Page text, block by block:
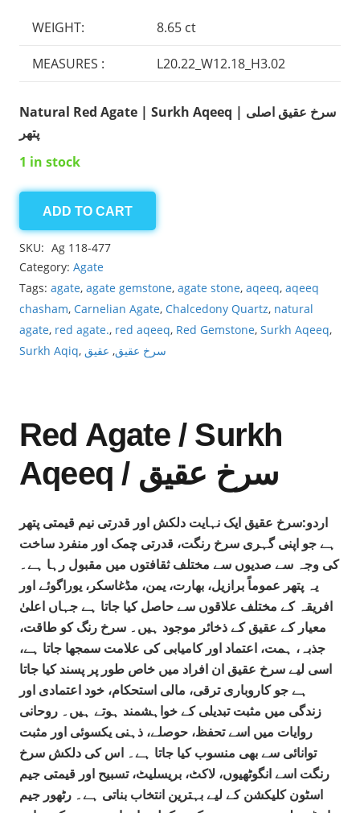
WEIGHT: 8.65 ct
MEASURES : L20.22_W12.18_H3.02
Natural Red Agate | Surkh Aqeeq | سرخ عقیق اصلی
پتھر
1 in stock
Agate
8.65ct
quantity
ADD TO CART
SKU: Ag 118-477
Category: Agate
Tags: agate, agate gemstone, agate stone, aqeeq, aqeeq
chasham, Carnelian Agate, Chalcedony Quartz, natural
agate, red agate., red aqeeq, Red Gemstone, Surkh Aqeeq,
Surkh Aqiq, سرخ عقیق, عقیق
Red Agate / Surkh
Aqeeq / سرخ عقیق
اردو:سرخ عقیق ایک نہایت دلکش اور قدرتی نیم قیمتی پتھر
ہے جو اپنی گہری سرخ رنگت، قدرتی چمک اور منفرد ساخت
کی وجہ سے صدیوں سے مختلف ثقافتوں میں مقبول رہا ہے۔
یہ پتھر عموماً برازیل، بھارت، یمن، مڈغاسکر، یوراگوئے اور
افریقہ کے مختلف علاقوں سے حاصل کیا جاتا ہے جہاں اعلیٰ
معیار کے عقیق کے ذخائر موجود ہیں۔ سرخ رنگ کو طاقت،
جذبہ، ہمت، اعتماد اور کامیابی کی علامت سمجھا جاتا ہے،
اسی لیے سرخ عقیق ان افراد میں خاص طور پر پسند کیا جاتا
ہے جو کاروباری ترقی، مالی استحکام، خود اعتمادی اور
زندگی میں مثبت تبدیلی کے خواہشمند ہوتے ہیں۔ روحانی
روایات میں اسے تحفظ، حوصلے، ذہنی یکسوئی اور مثبت
توانائی سے بھی منسوب کیا جاتا ہے۔ اس کی دلکش سرخ
رنگت اسے انگوٹھیوں، لاکٹ، بریسلیٹ، تسبیح اور قیمتی جیم
اسٹون کلیکشن کے لیے بہترین انتخاب بناتی ہے۔ رٹھور جیم